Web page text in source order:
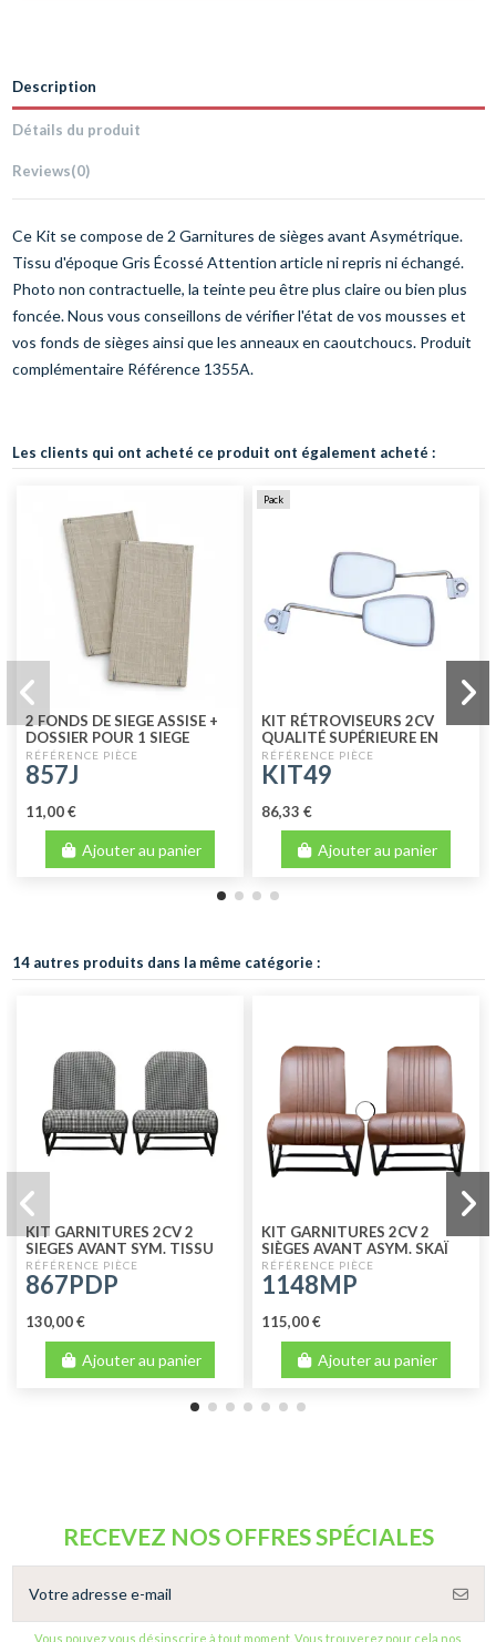
Description
Détails du produit
Reviews(0)
Ce Kit se compose de 2 Garnitures de sièges avant Asymétrique.
Tissu d'époque Gris Écossé Attention article ni repris ni échangé.
Photo non contractuelle, la teinte peu être plus claire ou bien plus
foncée. Nous vous conseillons de vérifier l'état de vos mousses et
vos fonds de sièges ainsi que les anneaux en caoutchoucs. Produit
complémentaire Référence 1355A.
Les clients qui ont acheté ce produit ont également acheté :
2 FONDS DE SIEGE ASSISE +
DOSSIER POUR 1 SIEGE
AVANT SEPARES 2CV TOILE
DE JUTE
857J
11,00 €
Ajouter au panier
Pack
KIT RÉTROVISEURS 2CV
QUALITÉ SUPÉRIEURE EN
INOX
KIT49
86,33 €
Ajouter au panier
14 autres produits dans la même catégorie :
KIT GARNITURES 2CV 2
SIEGES AVANT SYM. TISSU
PIED DE POULE
867PDP
130,00 €
Ajouter au panier
KIT GARNITURES 2CV 2
SIÈGES AVANT ASYM. SKAÏ
MARRON PERFORE
1148MP
115,00 €
Ajouter au panier
RECEVEZ NOS OFFRES SPÉCIALES
Vous pouvez vous désinscrire à tout moment. Vous trouverez pour cela nos